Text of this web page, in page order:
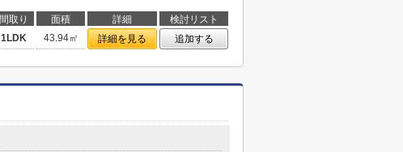
間取り 面積 詳細
検討リスト
1LDK 43.94㎡ 詳細を見る 追加する